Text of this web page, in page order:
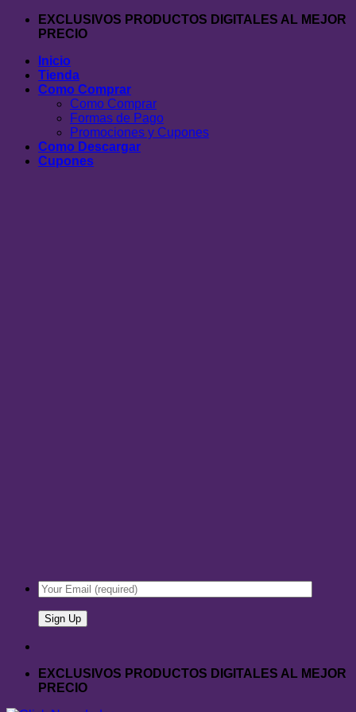
Saltar
EXCLUSIVOS PRODUCTOS DIGITALES AL MEJOR
PRECIO
Inicio
Tienda
Como Comprar
Como Comprar
Formas de Pago
Promociones y Cupones
Como Descargar
Cupones
EXCLUSIVOS PRODUCTOS DIGITALES AL MEJOR
PRECIO